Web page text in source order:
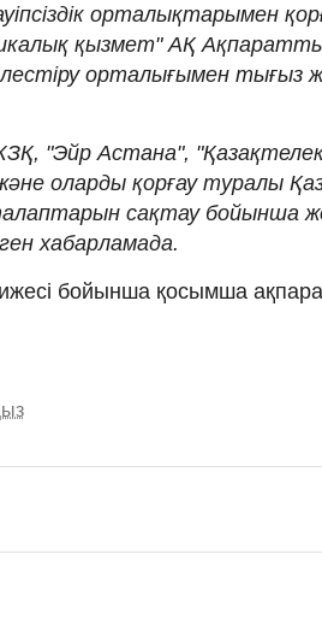
орталықтарымен
қызмет" АҚ
орталығымен тығыз
"Эйр Астана",
оларды қорғау туралы
сақтау бойынша
хабарламада.
бойынша қосымша